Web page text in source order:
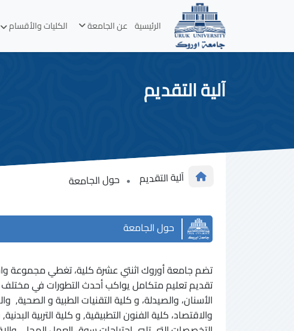
الرئيسية عن الجامعة الكليات والأقسام
آلية التقديم
آلية التقديم حول الجامعة
حول الجامعة
تضم جامعة أوروك اثنتي عشرة كلية، تغطي مجموعة
تقديم تعليم متكامل يواكب أحدث التطورات في
الأسنان، والصيدلة، و كلية التقنيات الطبية و الصحية,
والاقتصاد، كلية الفنون التطبيقية, و كلية التربية